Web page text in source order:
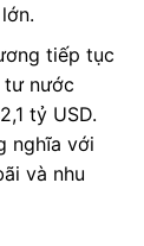
tiếp tục
tư nước
tỷ USD.
nghĩa với
và nhu